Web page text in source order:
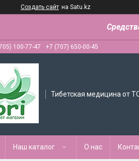
Создать сайт на Satu.kz
100-77-47 +7 (707) 650-00-45
Тибетская медицина от
Наш каталог О нас